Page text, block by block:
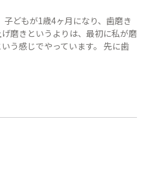
どもが1歳4ヶ月になり、歯磨き
磨きというよりは、最初に私が磨
う感じでやっています。 先に歯